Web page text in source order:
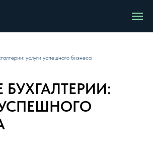
услуги успешного бизнеса
БУХГАЛТЕРИИ: